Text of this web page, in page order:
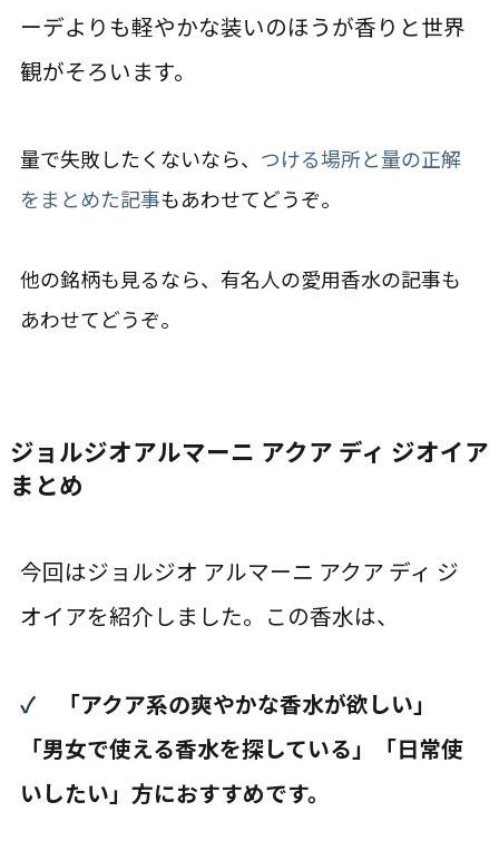
ーデよりも軽やかな装いのほうが香りと世界
観がそろいます。
量で失敗したくないなら、 つける場所と量の正解
をまとめた記事もあわせてどうぞ。
他の銘柄も見るなら、有名人の愛用香水の記事も
あわせてどうぞ。
ジョルジオアルマーニ アクア ディ ジオイア
まとめ
今回はジョルジオ アルマーニ アクア ディ ジ
オイアを紹介しました。この香水は、
✓
「アクア系の爽やかな香水が欲しい」
「男女で使える香水を探している」「日常使
いしたい」方におすすめです。